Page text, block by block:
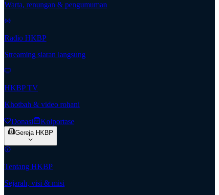
Warta, renungan & pengumuman
Radio HKBP
Streaming siaran langsung
HKBP TV
Khotbah & video rohani
Donasi Kolportase
Gereja HKBP
Tentang HKBP
Sejarah, visi & misi